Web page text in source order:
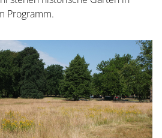
Programm.